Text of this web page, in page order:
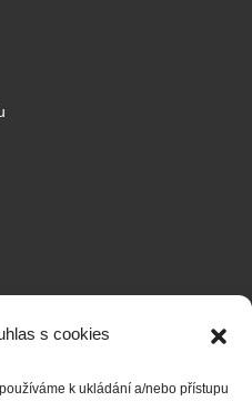
s cookies
k ukládání a/nebo přístupu